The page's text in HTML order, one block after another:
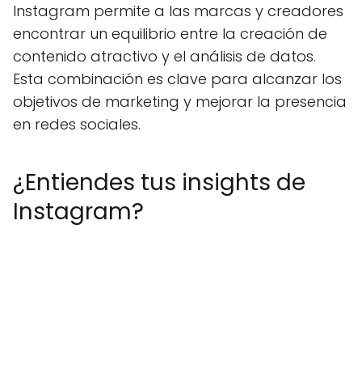
Instagram permite a las marcas y creadores
encontrar un equilibrio entre la creación de
contenido atractivo y el análisis de datos.
Esta combinación es clave para alcanzar los
objetivos de marketing y mejorar la presencia
en redes sociales.
¿Entiendes tus insights de
Instagram?